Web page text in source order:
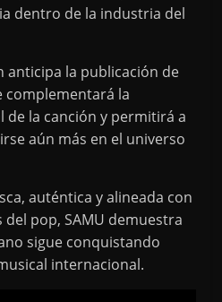
dentro de la industria del
anticipa la publicación de
complementará la
de la canción y permitirá a
aún más en el universo
auténtica y alineada con
pop, SAMU demuestra
sigue conquistando
internacional.